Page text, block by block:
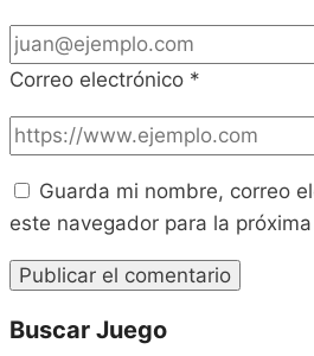
Correo electrónico *
Guarda mi nombre, correo
este navegador para la
Buscar Juego